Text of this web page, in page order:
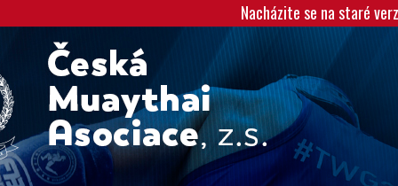
Nacházite se na staré